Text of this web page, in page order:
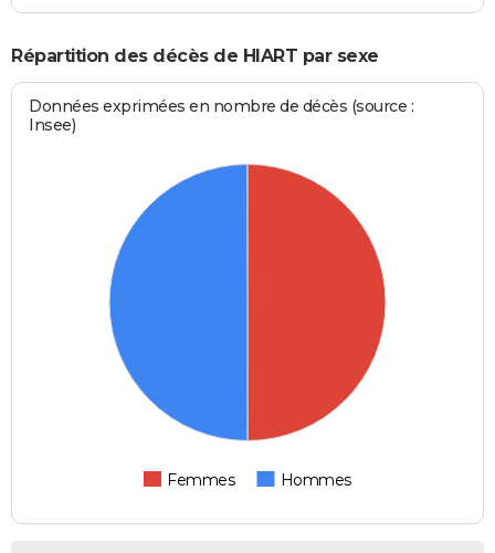
Répartition des décès de HIART par sexe
Données exprimées en nombre de décès (source :
Insee)
Femmes Hommes